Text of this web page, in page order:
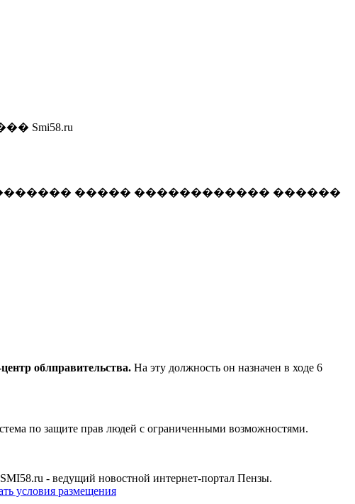
Smi58.ru
����� ������������ ������
облправительства. На эту должность он назначен в ходе 6
по защите прав людей с ограниченными возможностями.
SMI58.ru - ведущий новостной интернет-портал Пензы.
условия размещения